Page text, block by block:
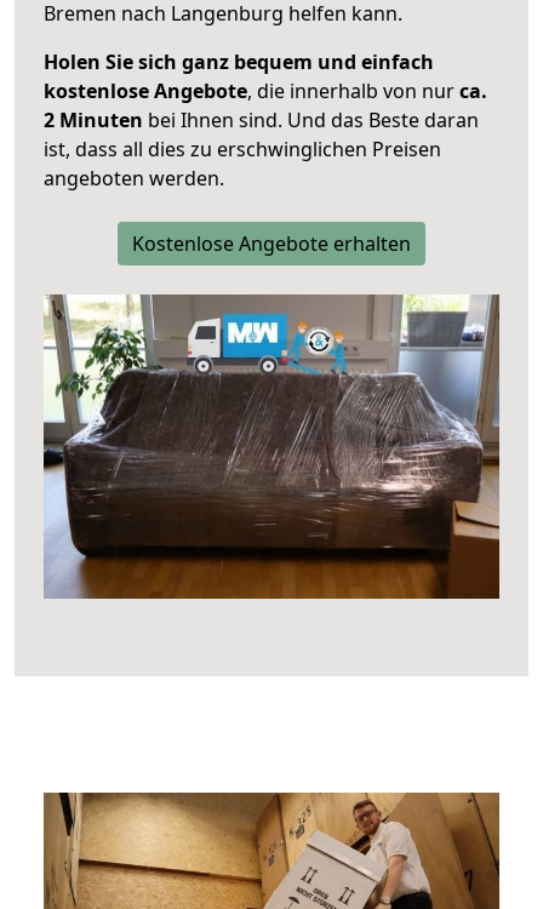
Bremen nach Langenburg helfen kann.
Holen Sie sich ganz bequem und einfach
kostenlose Angebote, die innerhalb von nurca.
2 Minuten bei Ihnen sind. Und das Beste daran
ist, dass all dies zu erschwinglichen Preisen
angeboten werden.
Kostenlose Angebote erhalten